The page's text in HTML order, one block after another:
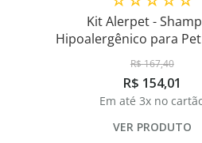
Kit Alerpet -
Hipoalergênico para
R$167,40
R$ 154,01
Em até3x no
VER PRODUTO